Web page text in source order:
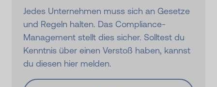
Jedes Unternehmen muss sich an Gesetze
und Regeln halten. Das Compliance-
Management stellt dies sicher. Solltest du
Kenntnis über einen Verstoß haben, kannst
du diesen hier melden.